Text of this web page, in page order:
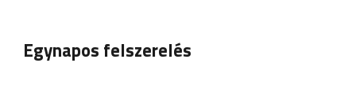
Egynapos felszerelés